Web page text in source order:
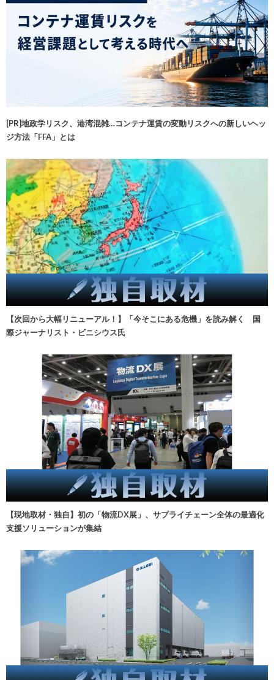
[PR]地政学リスク、港湾混雑…コンテナ運賃の変動リスクへの新しいヘッ
ジ方法「FFA」とは
【次回から大幅リニューアル！】「今そこにある危機」を読み解く 国
際ジャーナリスト・ビニシウス氏
【現地取材・独自】初の「物流DX展」、サプライチェーン全体の最適化
支援ソリューションが集結